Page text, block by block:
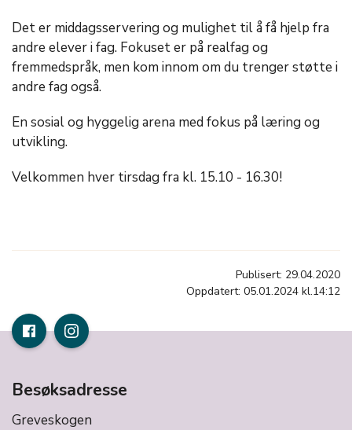
Det er middagsservering og mulighet til å få hjelp fra
andre elever i fag. Fokuset er på realfag og
fremmedspråk, men kom innom om du trenger støtte i
andre fag også.
En sosial og hyggelig arena med fokus på læring og
utvikling.
Velkommen hver tirsdag fra kl. 15.10 - 16.30!
Publisert: 29.04.2020
Oppdatert: 05.01.2024 kl.14:12
Besøksadresse
Greveskogen